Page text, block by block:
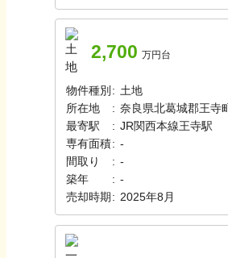
2,700 万円台
物件種別 : 土地
所在地
: 奈良県北葛城郡王寺町
最寄駅
: JR関西本線王寺駅
専有面積: -
間取り
: -
築年
: -
売却時期 : 2025年8月